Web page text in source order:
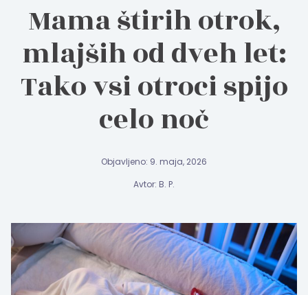
Mama štirih otrok,
mlajših od dveh let:
Tako vsi otroci spijo
celo noč
Objavljeno: 9. maja, 2026
Avtor: B. P.